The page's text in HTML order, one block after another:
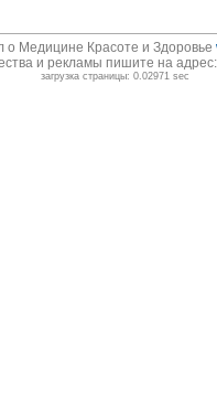
Медицине Красоте и Здоровье
и рекламы пишите на
загрузка страницы: 0.02971 sec